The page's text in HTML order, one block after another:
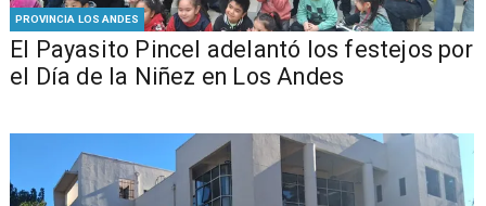
PROVINCIA LOS ANDES
El Payasito Pincel adelantó los festejos por
el Día de la Niñez en Los Andes